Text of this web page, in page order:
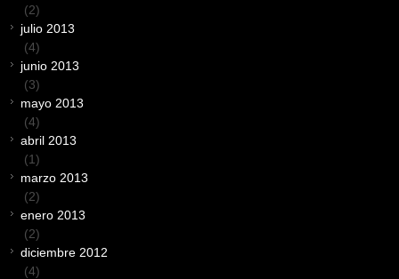
(2)
julio 2013
(4)
junio 2013
(3)
mayo 2013
(4)
abril 2013
(1)
marzo 2013
(2)
enero 2013
(2)
diciembre 2012
(4)